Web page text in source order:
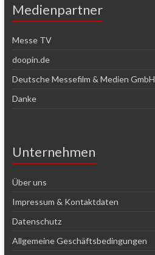
Medienpartner
Messe TV
doopin.de
Deutsche Messefilm & Medien GmbH
Danke
Unternehmen
Über uns
Impressum & Kontaktdaten
Datenschutz
Allgemeine Geschäftsbedingungen